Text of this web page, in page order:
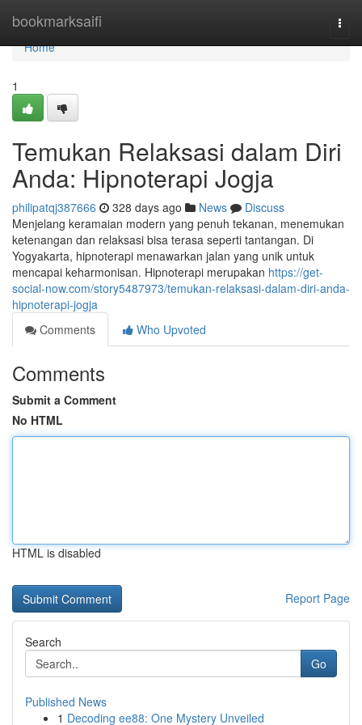
bookmarksaifi
Home
Home
1
Temukan Relaksasi dalam Diri
Anda: Hipnoterapi Jogja
philipatqj387666 328 days ago News
Discuss
Menjelang keramaian modern yang penuh tekanan, menemukan
ketenangan dan relaksasi bisa terasa seperti tantangan. Di
Yogyakarta, hipnoterapi menawarkan jalan yang unik untuk
mencapai keharmonisan. Hipnoterapi merupakan https://get-
social-now.com/story5487973/temukan-relaksasi-dalam-diri-anda-
hipnoterapi-jogja
Comments
Who Upvoted
Comments
Submit a Comment
No HTML
HTML is disabled
Report Page
Search
Go
Published News
1 Decoding ee88: One Mystery Unveiled